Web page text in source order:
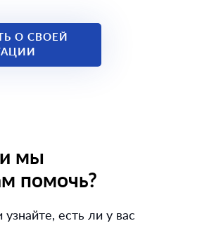
О СВОЕЙ
мы
помочь?
узнайте, есть ли у вас